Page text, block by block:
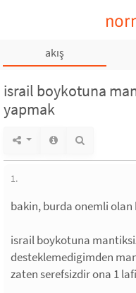
akış
israil boykotuna
yapmak
1.
bakin, burda onemli olan
israil boykotuna
desteklemedigimden
zaten serefsizdir ona 1